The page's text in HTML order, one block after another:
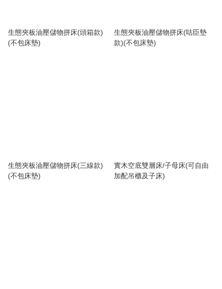
生態夾板油壓儲物拼床(頭箱款)
(不包床墊)
生態夾板油壓儲物拼床(咕臣墊
款)(不包床墊)
生態夾板油壓儲物拼床(三線款)
(不包床墊)
實木空底雙層床/子母床(可自由
加配吊櫃及子床)